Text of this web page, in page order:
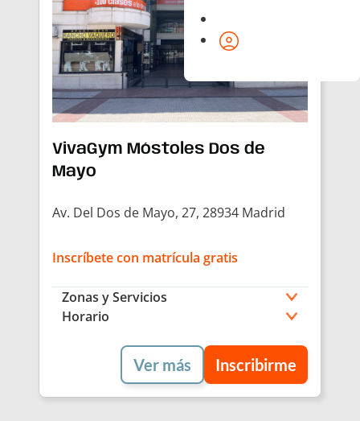
VivaGym Móstoles Dos de
Mayo
Av. Del Dos de Mayo, 27, 28934 Madrid
Inscríbete con matrícula gratis
Zonas y Servicios
Horario
Ver más Inscribirme